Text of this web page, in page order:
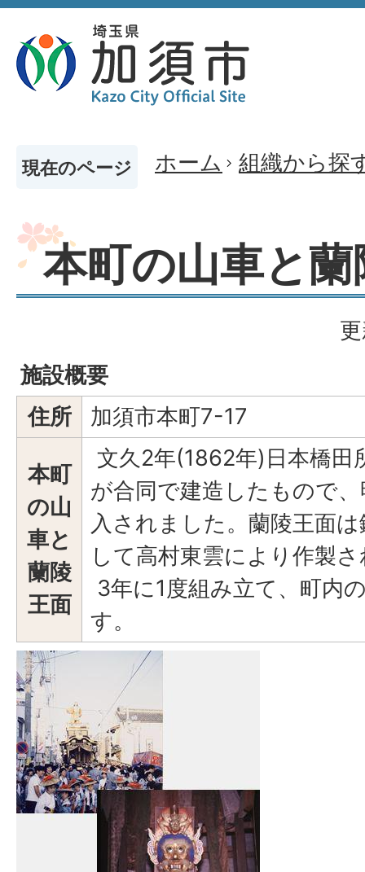
現在のページ ホーム 組織から探
本町の山車と
施設概要
住所
加須市本町7-17
本町
の山
車と
蘭陵
王面
文久2年(1862年)日本橋田
が合同で建造したもので
入されました。蘭陵王面
して高村東雲により作製
3年に1度組み立て、町内
す。